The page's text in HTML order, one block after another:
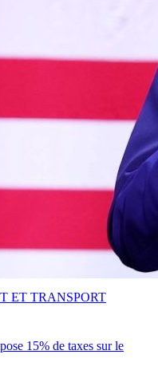
15% de taxes sur le
ET TRANSPORT